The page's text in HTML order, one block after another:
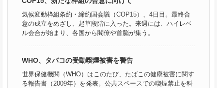
気候変動枠組条約・締約国会議（COP15）、4日目。最終合
意の成立をめざし、起草段階に入った。来週には、ハイレベ
ル会合が始まり、各国から閣僚や首脳が集う。
WHO、タバコの受動喫煙被害を警告
世界保健機関（WHO）はこのたび、たばこの健康被害に関す
る報告書（2009年）を発表。公共スペースでの喫煙禁止を科